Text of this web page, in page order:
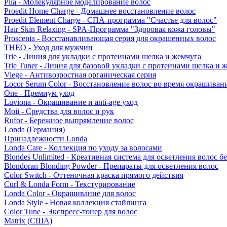
Plia - Молекулярное моделирование волос
Proedit Home Charge - Домашнее восстановление волос
Proedit Element Charge - СПА-программа "Счастье для волос"
Hair Skin Relaxing - SPA-Программа "Здоровая кожа головы"
Proscenia - Восстанавливающая серия для окрашенных волос
THEO - Уход для мужчин
Trie - Линия для укладки с протеинами шелка и жемчуга
Trie Tuner - Линия для базовой укладки с протеинами шелка и
Viege - Антивозростная органическая серия
Locor Serum Color - Восстановление волос во время
One - Премиум уход
Luviona - Окрашивание и anti-age уход
Moii - Средства для волос и рук
Rufor - Бережное выпрямление волос
Londa (Германия)
Принадлежности Londa
Londa Care - Коллекция по уходу за волосами
Blondes Unlimited - Креативная система для осветления волос
Blondoran Blonding Powder - Препараты для осветления волос
Color Switch - Оттеночная краска прямого действия
Curl & Londa Form - Текстурирование
Londa Color - Окрашивание для волос
Londa Style - Новая коллекция стайлинга
Color Tune - Экспресс-тонер для волос
Matrix (США)